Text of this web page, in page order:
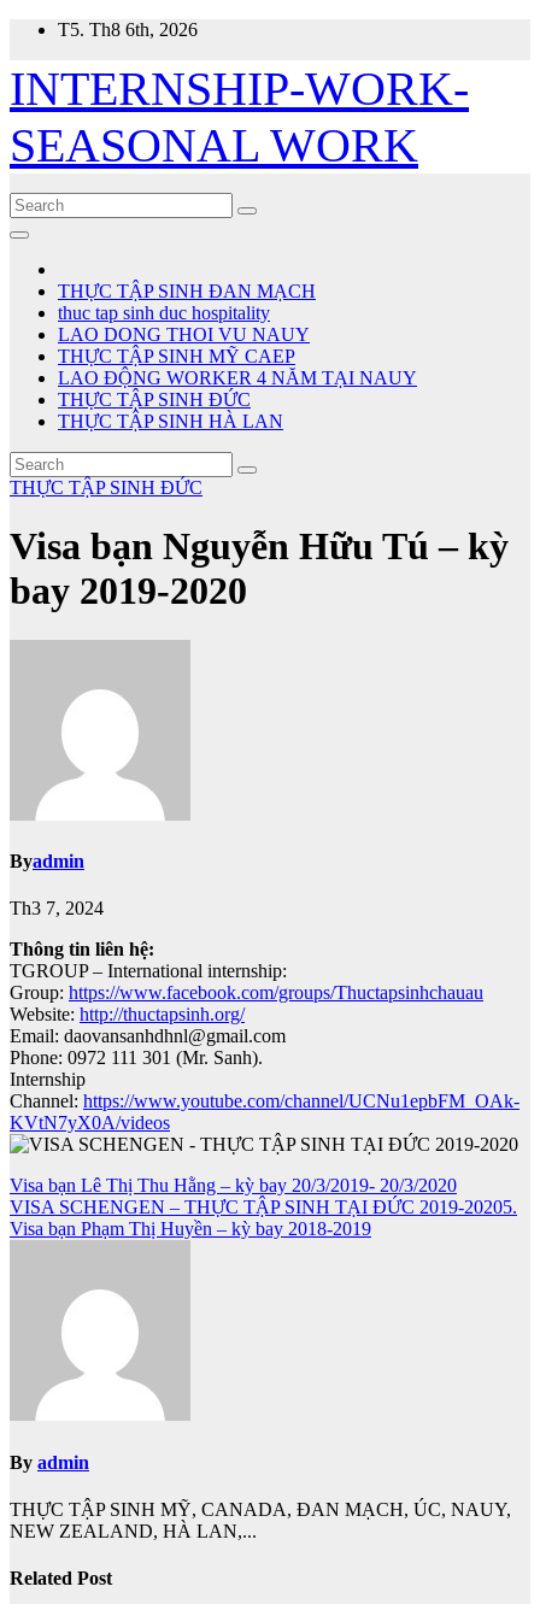
Skip
content
T5. Th8 6th, 2026
INTERNSHIP-WORK-
SEASONAL WORK
THỰC TẬP SINH ĐAN MẠCH
thuc tap sinh duc hospitality
LAO DONG THOI VU NAUY
THỰC TẬP SINH MỸ CAEP
LAO ĐỘNG WORKER 4 NĂM TẠI NAUY
THỰC TẬP SINH ĐỨC
THỰC TẬP SINH HÀ LAN
THỰC TẬP SINH ĐỨC
Visa bạn Nguyễn Hữu Tú – kỳ
bay 2019-2020
Byadmin
Th3 7, 2024
Thông tin liên hệ:
TGROUP – International internship:
Group: https://www.facebook.com/groups/Thuctapsinhchauau
Website: http://thuctapsinh.org/
Email: daovansanhdhnl@gmail.com
Phone: 0972 111 301 (Mr. Sanh).
Internship
Channel: https://www.youtube.com/channel/UCNu1epbFM_OAk-
KVtN7yX0A/videos
Điều
hướng
Visa bạn Lê Thị Thu Hằng – kỳ bay 20/3/2019- 20/3/2020
VISA SCHENGEN – THỰC TẬP SINH TẠI ĐỨC 2019-20205.
Visa bạn Phạm Thị Huyền – kỳ bay 2018-2019
By admin
THỰC TẬP SINH MỸ, CANADA, ĐAN MẠCH, ÚC, NAUY,
NEW ZEALAND, HÀ LAN,...
Related Post